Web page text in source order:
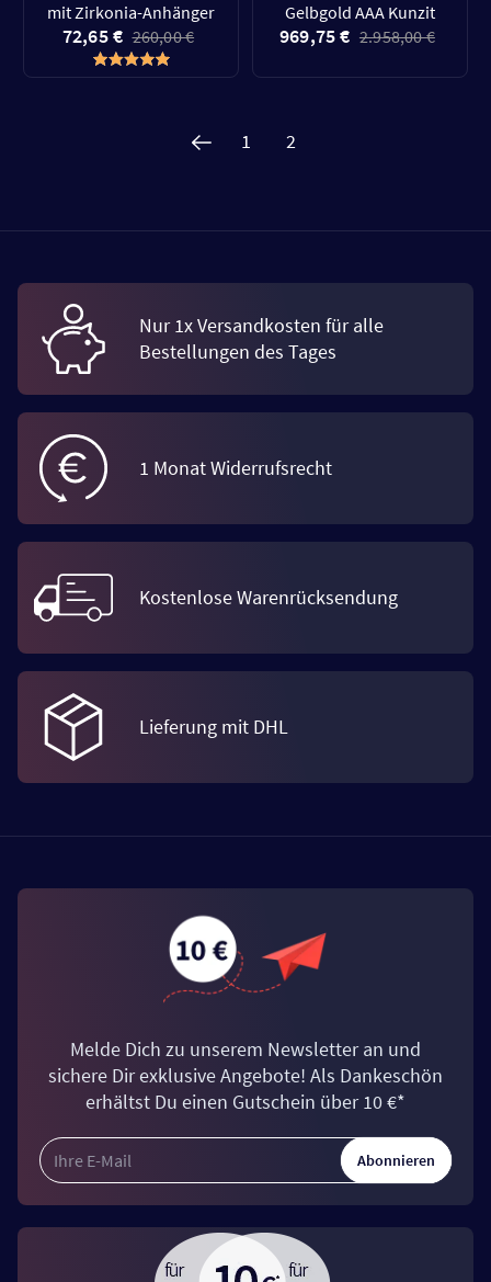
mit Zirkonia-Anhänger
72,65 € 260,00 €
Gelbgold AAA Kunzit
969,75 € 2.958,00 €
1 2
Nur 1x Versandkosten für alle
Bestellungen des Tages
1 Monat Widerrufsrecht
Kostenlose Warenrücksendung
Lieferung mit DHL
Melde Dich zu unserem Newsletter an und
sichere Dir exklusive Angebote! Als Dankeschön
erhältst Du einen Gutschein über 10 €*
Abonnieren